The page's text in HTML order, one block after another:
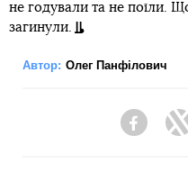
не годували та не поїли.
загинули.
Автор: Олег Панфілович